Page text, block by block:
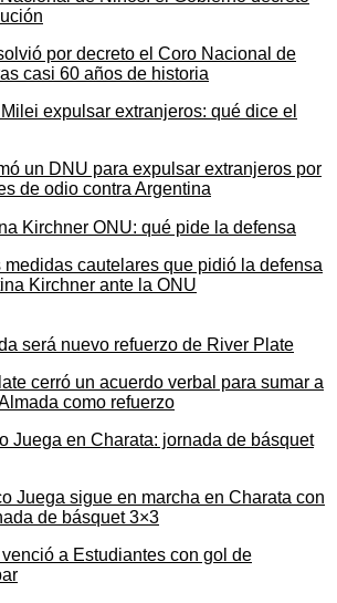
por decreto el Coro Nacional de
casi 60 años de historia
un DNU para expulsar extranjeros por
de odio contra Argentina
medidas cautelares que pidió la defensa
Kirchner ante la ONU
cerró un acuerdo verbal para sumar a
como refuerzo
Juega sigue en marcha en Charata con
de básquet 3×3